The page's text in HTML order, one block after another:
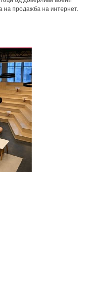
на продажба на интернет.